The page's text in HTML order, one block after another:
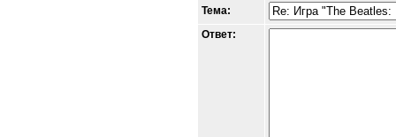
Тема:
Ответ: